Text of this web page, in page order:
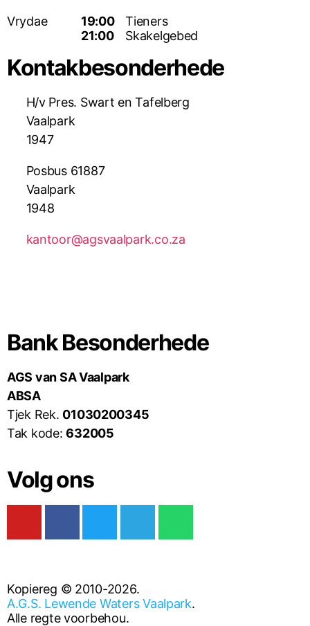
Vrydae
19:00
21:00
Tieners
Skakelgebed
Kontakbesonderhede
H/v Pres. Swart en Tafelberg
Vaalpark
1947
Posbus 61887
Vaalpark
1948
kantoor@agsvaalpark.co.za
Bank Besonderhede
AGS van SA Vaalpark
ABSA
Tjek Rek. 01030200345
Tak kode:632005
Volg ons
Kopiereg © 2010-2026.
A.G.S. Lewende Waters Vaalpark.
Alle regte voorbehou.